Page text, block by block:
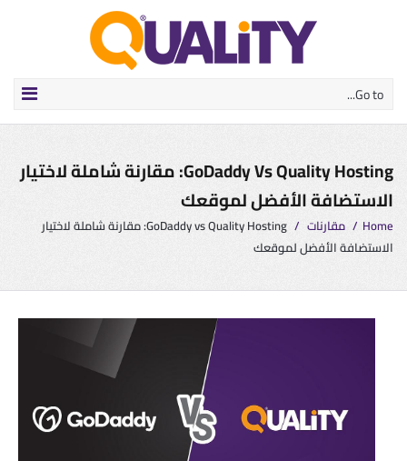
Go to...
GoDaddy Vs Quality Hosting: مقارنة شاملة لاختيار
الاستضافة الأفضل لموقعك
Home
/ مقارنات /
GoDaddy vs Quality Hosting: مقارنة شاملة لاختيار
الاستضافة الأفضل لموقعك